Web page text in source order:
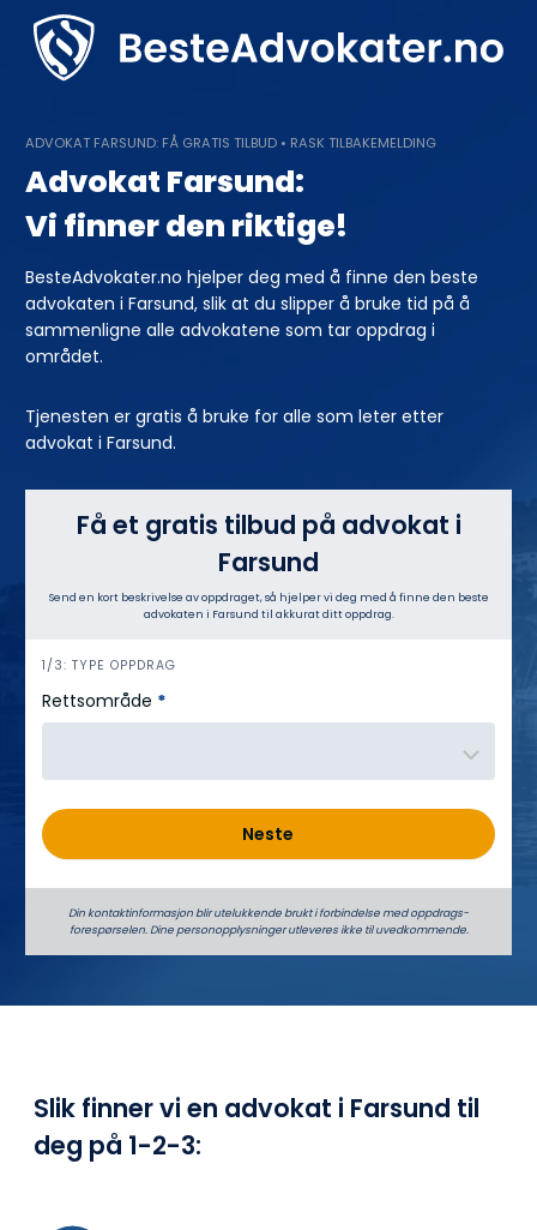
content
ADVOKAT FARSUND: FÅ GRATIS TILBUD • RASK TILBAKEMELDING
Advokat Farsund:
Vi finner den riktige!
BesteAdvokater.no hjelper deg med å finne den beste
advokaten i Farsund, slik at du slipper å bruke tid på å
sammenligne alle advokatene som tar oppdrag i
området.
Tjenesten er gratis å bruke for alle som leter etter
advokat i Farsund.
Få et gratis tilbud på advokat i
Farsund
Send en kort beskrivelse av oppdraget, så hjelper vi deg med å finne den beste
advokaten i Farsund til akkurat ditt oppdrag.
h
e
r
1/3: TYPE OPPDRAG
Rettsområde *
Neste
Din kontaktinformasjon blir utelukkende brukt i forbindelse med oppdrags­
forespørselen. Dine person­­opplysninger utleveres ikke til uvedkommende.
Slik finner vi en advokat i Farsund til
deg på 1-2-3: